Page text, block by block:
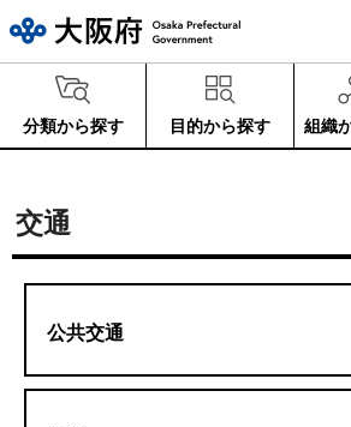
分類から探す 目的から探す 組織
交通
公共交通